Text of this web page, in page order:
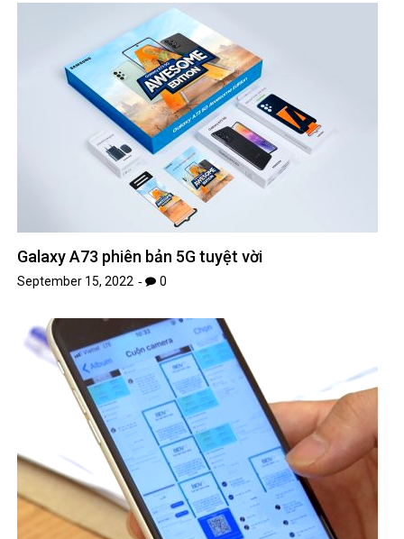
Galaxy A73 phiên bản 5G tuyệt vời
September 15, 2022 0